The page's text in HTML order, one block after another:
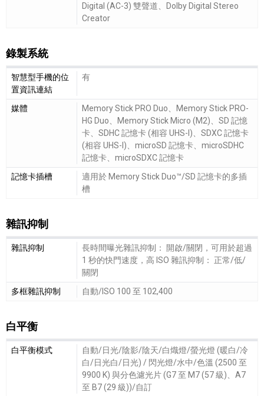
Digital (AC-3) 雙聲道、Dolby Digital Stereo
Creator
錄製系統
錄製系統細節敘述
智慧型手機的位
置資訊連結
有
媒體
Memory Stick PRO Duo、Memory Stick PRO-
HG Duo、Memory Stick Micro (M2)、SD 記憶
卡、SDHC 記憶卡 (相容 UHS-I)、SDXC 記憶卡
(相容 UHS-I)、microSD 記憶卡、microSDHC
記憶卡、microSDXC 記憶卡
記憶卡插槽
適用於 Memory Stick Duo™/SD 記憶卡的多插
槽
雜訊抑制
雜訊抑制細節敘述
雜訊抑制
長時間曝光雜訊抑制： 開啟/關閉，可用於超過
1 秒的快門速度，高 ISO 雜訊抑制： 正常/低/
關閉
多框雜訊抑制
自動/ISO 100 至 102,400
白平衡
白平衡細節敘述
白平衡模式
自動/日光/陰影/陰天/白熾燈/螢光燈 (暖白/冷
白/日光白/日光) / 閃光燈/水中/色溫 (2500 至
9900 K) 與分色濾光片 (G7 至 M7 (57 級)、A7
至 B7 (29 級))/自訂